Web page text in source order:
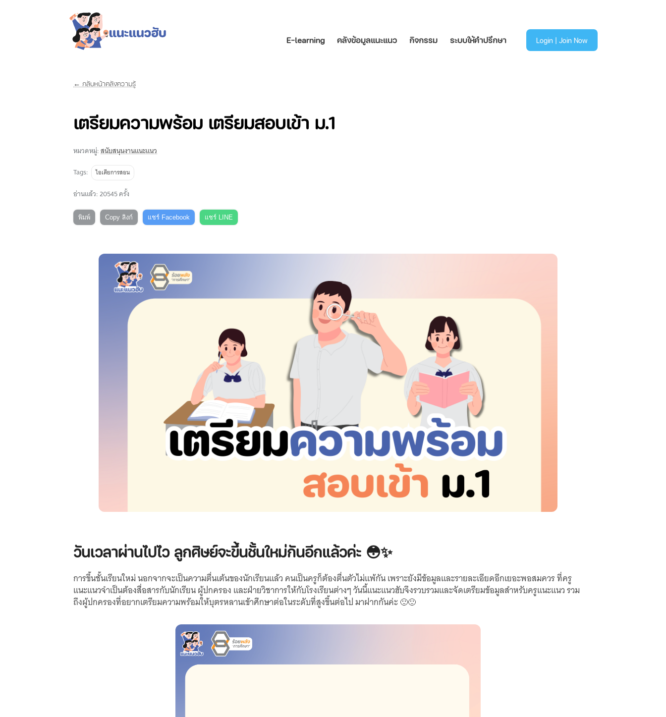
E-learning คลังข้อมูลแนะแนว กิจกรรม ระบบให้คำปรึกษา Login | Join Now
← กลับหน้าคลังความรู้
เตรียมความพร้อม เตรียมสอบเข้า ม.1
หมวดหมู่:สนับสนุนงานแนะแนว
Tags:
ไอเดียการสอน
อ่านแล้ว: 20545 ครั้ง
พิมพ์ Copy ลิงก์ แชร์ Facebook แชร์ LINE
วันเวลาผ่านไปไว ลูกศิษย์จะขึ้นชั้นใหม่กันอีกแล้วค่ะ 😳✨
การขึ้นชั้นเรียนใหม่ นอกจากจะเป็นความตื่นเต้นของนักเรียนแล้ว คนเป็นครูก็ต้องตื่นตัวไม่แพ้กัน เพราะยังมีข้อมูลและรายละเอียดอีกเยอะพอสมควร ที่ครู
แนะแนวจำเป็นต้องสื่อสารกับนักเรียน ผู้ปกครอง และฝ่ายวิชาการให้กับโรงเรียนต่างๆ วันนี้แนะแนวฮับจึงรวบรวมและจัดเตรียมข้อมูลสำหรับครูแนะแนว รวม
ถึงผู้ปกครองที่อยากเตรียมความพร้อมให้บุตรหลานเข้าศึกษาต่อในระดับที่สูงขึ้นต่อไป มาฝากกันค่ะ 🙂🙂